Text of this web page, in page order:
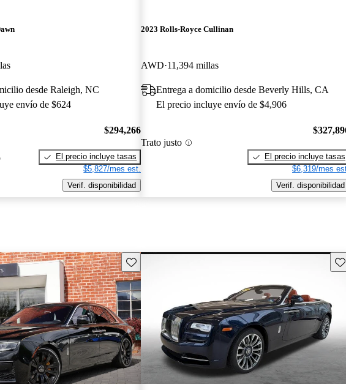
desde Raleigh, NC
envío de $624
$294,266
El precio incluye tasas
$5,827/mes est.
Verif. disponibilidad
2023 Rolls-Royce Cullinan
AWD 11,394 millas
Entrega a domicilio desde Beverly Hills, CA
El precio incluye envío de $4,906
Trato justo
El precio incluye tasas
$6,319/mes
Verif. disponibilidad
Guarda este Aviso